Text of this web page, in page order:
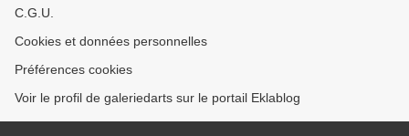
C.G.U.
Cookies et données personnelles
Préférences cookies
Voir le profil de galeriedarts sur le portail Eklablog